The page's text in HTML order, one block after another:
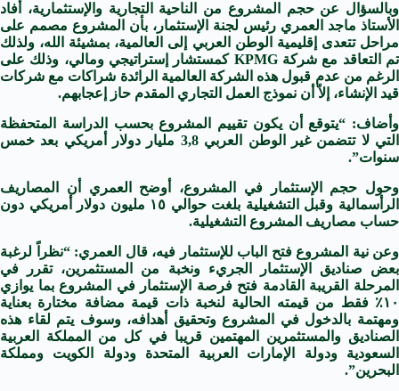
وبالسؤال عن حجم المشروع من الناحية التجارية والإستثمارية، أفاد
الأستاذ ماجد العمري رئيس لجنة الإستثمار، بأن المشروع مصمم على
مراحل تتعدى إقليمية الوطن العربي إلى العالمية، بمشيئة الله، ولذلك
تم التعاقد مع شركة KPMG كمستشار إستراتيجي ومالي، وذلك على
الرغم من عدم قبول هذه الشركة العالمية الرائدة شراكات مع شركات
قيد الإنشاء، إلاّ أن نموذج العمل التجاري المقدم حاز إعجابهم.
وأضاف: “يتوقع أن يكون تقييم المشروع بحسب الدراسة المتحفظة
التي لا تتضمن غير الوطن العربي 3,8 مليار دولار أمريكي بعد خمس
سنوات”.
وحول حجم الإستثمار في المشروع، أوضح العمري أن المصاريف
الرأسمالية وقبل التشغيلية بلغت حوالي ١٥ مليون دولار أمريكي دون
حساب مصاريف المشروع التشغيلية.
وعن نية المشروع فتح الباب للإستثمار فيه، قال العمري: “نظراً لرغبة
بعض صناديق الإستثمار الجريء ونخبة من المستثمرين، تقرر في
المرحلة القريبة القادمة فتح فرصة الإستثمار في المشروع بما يوازي
١٠٪‏ فقط من قيمته الحالية لنخبة ذات قيمة مضافة مختارة بعناية
ومهتمة بالدخول في المشروع وتحقيق أهدافه، وسوف يتم لقاء هذه
الصناديق والمستثمرين المهتمين قريبا في كل من المملكة العربية
السعودية ودولة الإمارات العربية المتحدة ودولة الكويت ومملكة
البحرين”.